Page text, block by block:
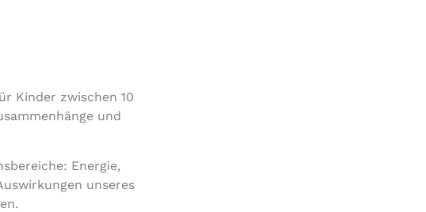
Kinder zwischen 10
und
Energie,
unseres